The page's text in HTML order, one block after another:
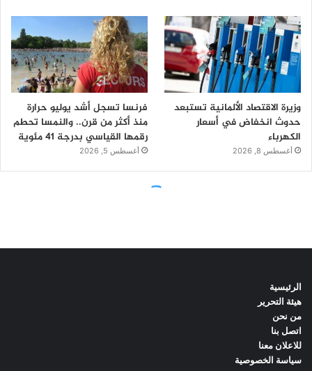
الرئيسية
هيئة التحرير
من نحن
اتصل بنا
للاعلان معنا
سياسة الخصوصية